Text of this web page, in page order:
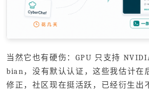
当然它也有硬伤：GPU 只支持
bian，没有默认认证，这些我估计在
修正，社区现在挺活跃，已经衍生出